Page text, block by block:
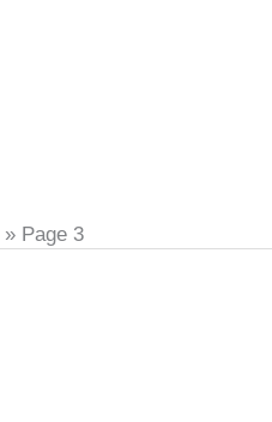
» Page 3